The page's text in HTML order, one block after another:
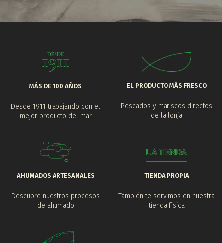
MÁS DE 100 AÑOS
Desde 1911 trabajando con el
mejor producto del mar
EL PRODUCTO MÁS FRESCO
Pescados y mariscos directos
de la lonja
AHUMADOS ARTESANALES
Descubre nuestros procesos
de ahumado
TIENDA PROPIA
También te servimos en nuestra
tienda física